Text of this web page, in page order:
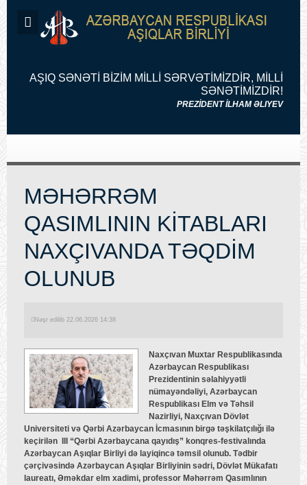
AŞIQ SƏNƏTİ BİZİM MİLLİ SƏRVƏTİMİZDİR, MİLLİ
SƏNƏTİMİZDİR!
PREZİDENT İLHAM ƏLIYEV
MƏHƏRRƏM
QASIMLININ KİTABLARI
NAXÇIVANDA TƏQDİM
OLUNUB
Nəşr edilib 22.06.2026 14:38
Naxçıvan Muxtar Respublikasında
Azərbaycan Respublikası
Prezidentinin səlahiyyətli
nümayəndəliyi, Azərbaycan
Respublikası Elm və Təhsil
Nazirliyi, Naxçıvan Dövlət
Universiteti və Qərbi Azərbaycan İcmasının birgə təşkilatçılığı ilə
keçirilən III “Qərbi Azərbaycana qayıdış” konqres-festivalında
Azərbaycan Aşıqlar Birliyi də layiqincə təmsil olunub. Tədbir
çərçivəsində Azərbaycan Aşıqlar Birliyinin sədri, Dövlət Mükafatı
laureatı, Əməkdar elm xadimi, professor Məhərrəm Qasımlının